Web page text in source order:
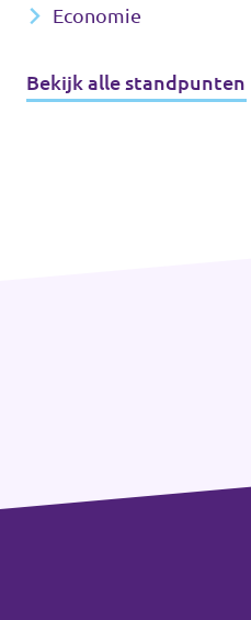
Economie
Bekijk alle standpunten